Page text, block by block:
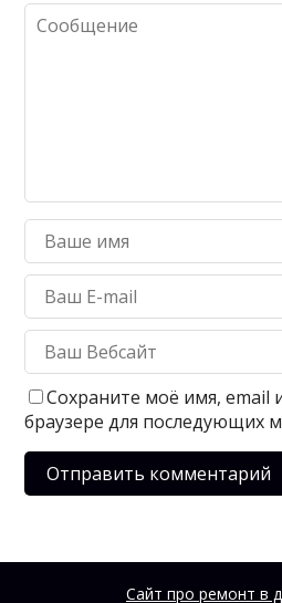
Сохраните моё имя, email
браузере для последующих
Сайт про ремонт в